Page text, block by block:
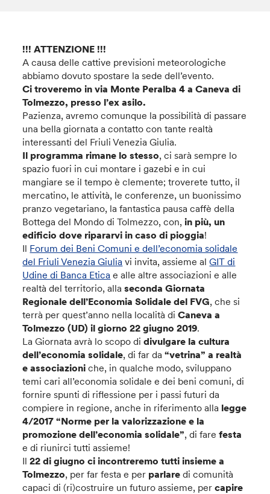
!!! ATTENZIONE !!!
A causa delle cattive previsioni meteorologiche
abbiamo dovuto spostare la sede dell’evento.
Ci troveremo in via Monte Peralba 4 a Caneva di
Tolmezzo, presso l’ex asilo.
Pazienza, avremo comunque la possibilità di passare
una bella giornata a contatto con tante realtà
interessanti del Friuli Venezia Giulia.
Il programma rimane lo stesso, ci sarà sempre lo
spazio fuori in cui montare i gazebi e in cui
mangiare se il tempo è clemente; troverete tutto, il
mercatino, le attività, le conferenze, un buonissimo
pranzo vegetariano, la fantastica pausa caffè della
Bottega del Mondo di Tolmezzo, con,in più, un
edificio dove ripararvi in caso di pioggia!
Il Forum dei Beni Comuni e dell’economia solidale
del Friuli Venezia Giulia vi invita, assieme alGIT di
Udine di Banca Etica e alle altre associazioni e alle
realtà del territorio, allaseconda Giornata
Regionale dell’Economia Solidale del FVG, che si
terrà per quest’anno nella località diCaneva a
Tolmezzo (UD) il giorno 22 giugno 2019.
La Giornata avrà lo scopo didivulgare la cultura
dell’economia solidale, di far da“vetrina” a realtà
e associazioni che, in qualche modo, sviluppano
temi cari all’economia solidale e dei beni comuni, di
fornire spunti di riflessione per i passi futuri da
compiere in regione, anche in riferimento alla legge
4/2017 “Norme per la valorizzazione e la
promozione dell’economia solidale”, di farefesta
e di riunirci tutti assieme!
Il22 di giugno ci incontreremo tutti insieme a
Tolmezzo, per far festa e per parlare di comunità
capaci di (ri)costruire un futuro assieme, percapire